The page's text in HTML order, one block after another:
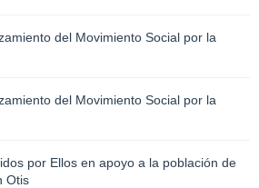
del Movimiento Social por la
del Movimiento Social por la
por Ellos en apoyo a la población de
Otis